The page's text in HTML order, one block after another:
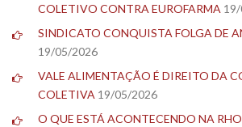
COLETIVO CONTRA EUROFARMA
SINDICATO CONQUISTA FOLGA DE
19/05/2026
VALE ALIMENTAÇÃO É DIREITO DA
COLETIVA 19/05/2026
O QUE ESTÁ ACONTECENDO NA